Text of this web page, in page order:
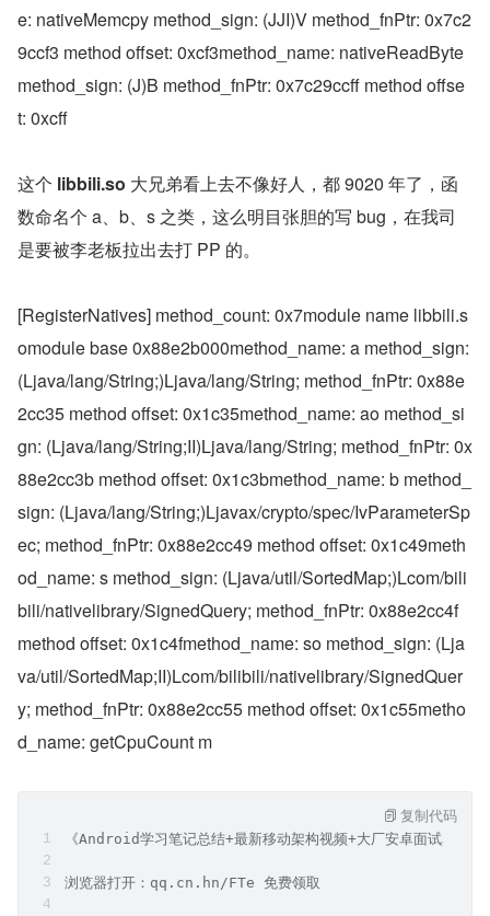
e: nativeMemcpy method_sign: (JJI)V method_fnPtr: 0x7c2
9ccf3 method offset: 0xcf3method_name: nativeReadByte
method_sign: (J)B method_fnPtr: 0x7c29ccff method offse
t: 0xcff
这个 libbili.so 大兄弟看上去不像好人，都 9020 年了，函
数命名个 a、b、s 之类，这么明目张胆的写 bug，在我司
是要被李老板拉出去打 PP 的。
[RegisterNatives] method_count: 0x7module name libbili.s
omodule base 0x88e2b000method_name: a method_sign:
(Ljava/lang/String;)Ljava/lang/String; method_fnPtr: 0x88e
2cc35 method offset: 0x1c35method_name: ao method_si
gn: (Ljava/lang/String;II)Ljava/lang/String; method_fnPtr: 0x
88e2cc3b method offset: 0x1c3bmethod_name: b method_
sign: (Ljava/lang/String;)Ljavax/crypto/spec/IvParameterSp
ec; method_fnPtr: 0x88e2cc49 method offset: 0x1c49meth
od_name: s method_sign: (Ljava/util/SortedMap;)Lcom/bili
bili/nativelibrary/SignedQuery; method_fnPtr: 0x88e2cc4f
method offset: 0x1c4fmethod_name: so method_sign: (Lja
va/util/SortedMap;II)Lcom/bilibili/nativelibrary/SignedQuer
y; method_fnPtr: 0x88e2cc55 method offset: 0x1c55metho
d_name: getCpuCount m
《Android学习笔记总结+最新移动架构视频+大厂安卓面试真题+
浏览器打开：qq.cn.hn/FTe 免费领取
复制代码